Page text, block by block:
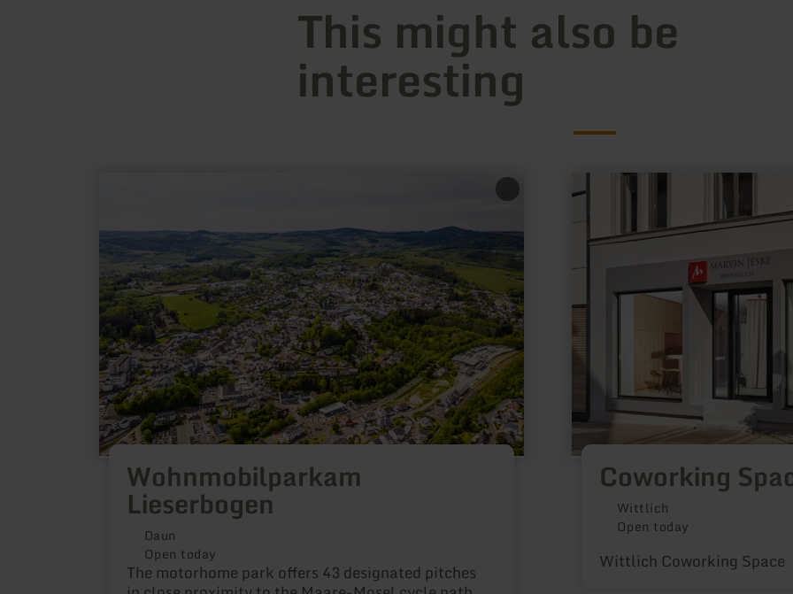
This might also be
interesting
Wohnmobilparkam
Lieserbogen
Daun
Open today
The motorhome park offers 43 designated pitches
Lieserbogen
Coworking
Wittlich
Open today
Wittlich Coworking Space
more
Space